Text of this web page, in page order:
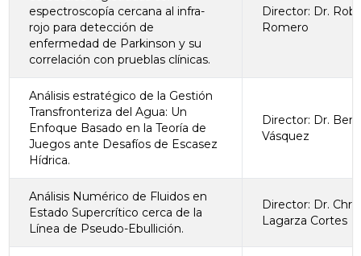
espectroscopía cercana al infra-
rojo para detección de
enfermedad de Parkinson y su
correlación con prueblas clínicas.
Director: Dr.
Romero
Análisis estratégico de la Gestión
Transfronteriza del Agua: Un
Enfoque Basado en la Teoría de
Juegos ante Desafíos de Escasez
Hídrica.
Director: Dr.
Vásquez
Análisis Numérico de Fluidos en
Estado Supercrítico cerca de la
Línea de Pseudo-Ebullición.
Director: Dr.
Lagarza Cortes